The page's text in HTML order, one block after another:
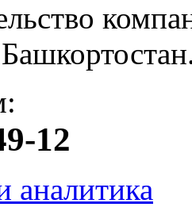
12
аналитика